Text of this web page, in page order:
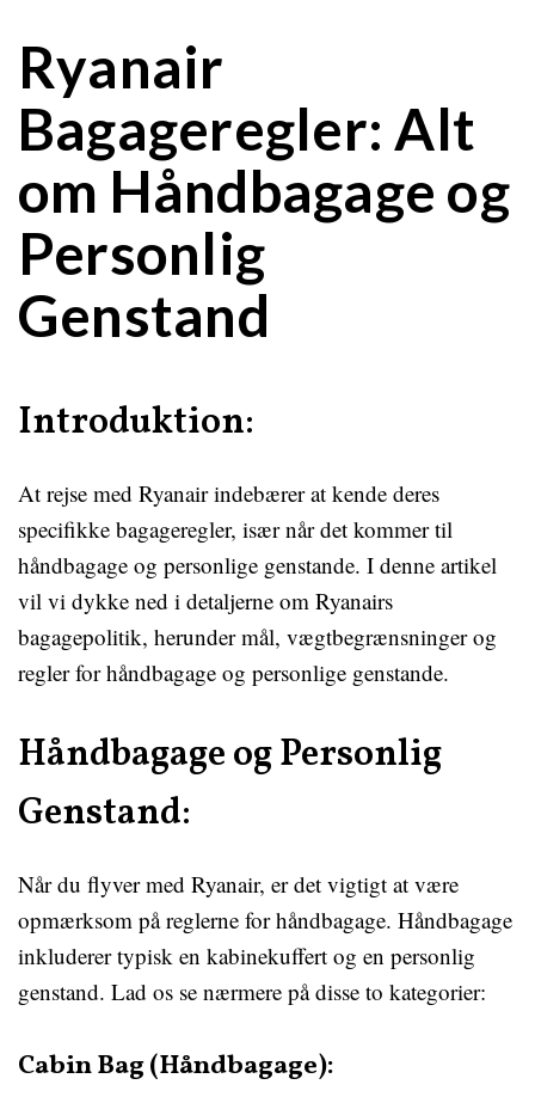
Ryanair
Bagageregler: Alt
om Håndbagage og
Personlig
Genstand
Introduktion:
At rejse med Ryanair indebærer at kende deres
specifikke bagageregler, især når det kommer til
håndbagage og personlige genstande. I denne artikel
vil vi dykke ned i detaljerne om Ryanairs
bagagepolitik, herunder mål, vægtbegrænsninger og
regler for håndbagage og personlige genstande.
Håndbagage og Personlig
Genstand:
Når du flyver med Ryanair, er det vigtigt at være
opmærksom på reglerne for håndbagage. Håndbagage
inkluderer typisk en kabinekuffert og en personlig
genstand. Lad os se nærmere på disse to kategorier:
Cabin Bag (Håndbagage):